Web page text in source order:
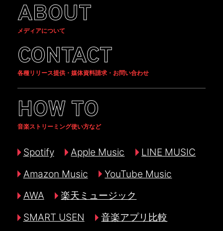
ABOUT
メディアについて
CONTACT
各種リリース提供・媒体資料請求・お問い合わせ
HOW TO
音楽ストリーミング使い方など
Spotify Apple Music
LINE MUSIC
Amazon Music
YouTube Music
AWA
楽天ミュージック
SMART USEN
音楽アプリ比較